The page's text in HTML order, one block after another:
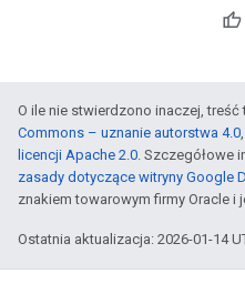
O ile nie stwierdzono inaczej, treść
Commons – uznanie autorstwa 4.0
licencji Apache 2.0. Szczegółowe
zasady dotyczące witryny Google
znakiem towarowym firmy Oracle
Ostatnia aktualizacja: 2026-01-14